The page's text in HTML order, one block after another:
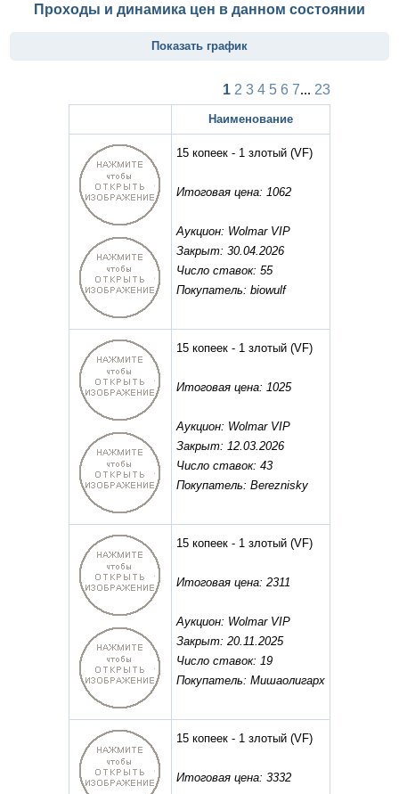
Проходы и динамика цен в данном состоянии
Показать график
1 2 3 4 5 6 7... 23
Наименование
15 копеек - 1 злотый (VF)
Итоговая цена: 1062
Аукцион: Wolmar VIP
Закрыт: 30.04.2026
Число ставок: 55
Покупатель: biowulf
15 копеек - 1 злотый (VF)
Итоговая цена: 1025
Аукцион: Wolmar VIP
Закрыт: 12.03.2026
Число ставок: 43
Покупатель: Bereznisky
15 копеек - 1 злотый (VF)
Итоговая цена: 2311
Аукцион: Wolmar VIP
Закрыт: 20.11.2025
Число ставок: 19
Покупатель: Мишаолигарх
15 копеек - 1 злотый (VF)
Итоговая цена: 3332